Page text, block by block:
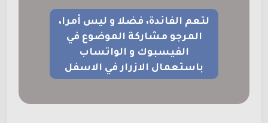
لتعم الفائدة، فضلا و ليس أمرا،
المرجو مشاركة الموضوع في
الفيسبوك و الواتساب
باستعمال الازرار في الاسفل